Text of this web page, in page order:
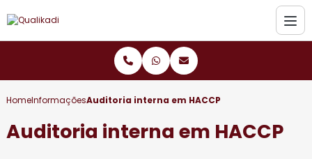
HomeInformaçõesAuditoria interna em HACCP
Auditoria interna em HACCP